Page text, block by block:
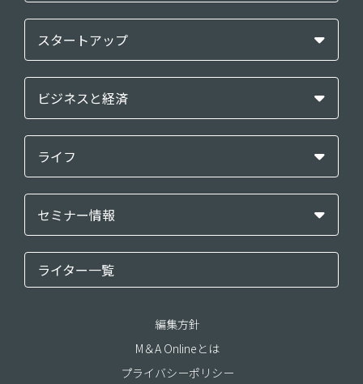
スタートアップ
ビジネスと経済
ライフ
セミナー情報
ライター一覧
編集方針
M＆A Onlineとは
プライバシーポリシー